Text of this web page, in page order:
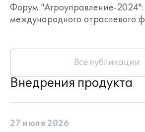
Форум "Агроуправление-2024":
международного отраслевого
Все публикации
Внедрения продукта
27 июля 2026